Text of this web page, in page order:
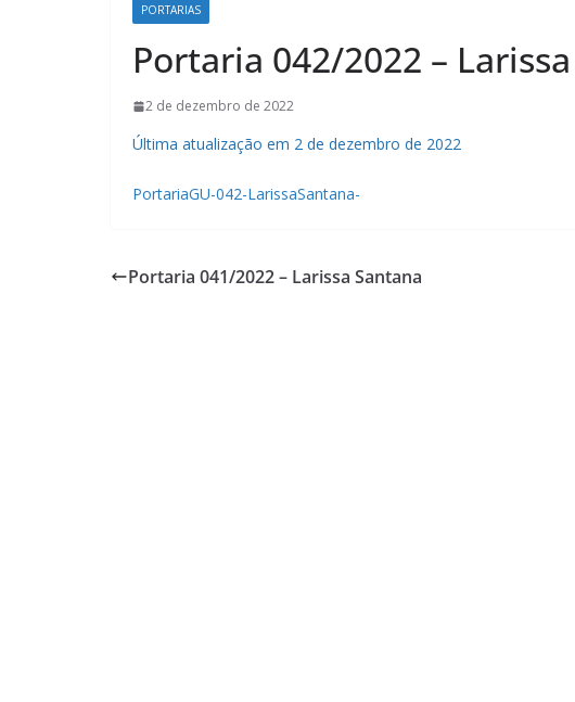
PORTARIAS
Portaria 042/2022 –
2 de dezembro de 2022
Última atualização em 2 de dezembro de 2022
PortariaGU-042-LarissaSantana-
Portaria 041/2022 – Larissa Santana